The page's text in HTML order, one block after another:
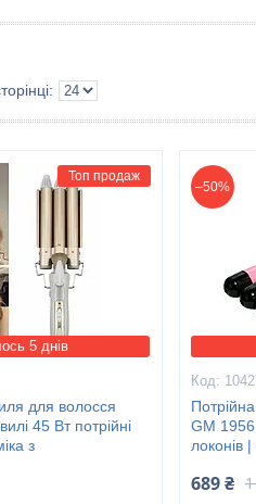
Топ продаж
5 днів
для волосся
45 Вт потрійні
з
–50%
GM
локонів |
689 ₴